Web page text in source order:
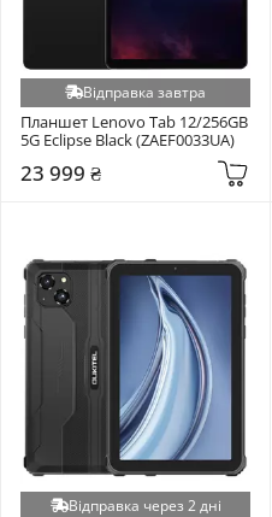
Відправка завтра
Планшет Lenovo Tab 12/256GB
5G Eclipse Black (ZAEF0033UA)
23 999 ₴
Відправка через 2 дні